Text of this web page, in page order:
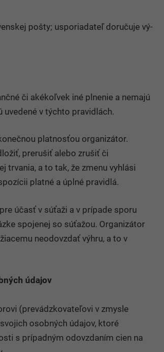
po­šty; uspo­ria­da­teľ do­ru­čuje vý­
či akékoľvek iné plnenie a nemajú
uvedené v týchto pravidlách.
platnosťou organizátor.
prerušiť alebo zrušiť či
trvania, a to tak, že zmenu vyhlási
platné a úplné pravidlá.
účasť v súťaži a v prípade sporu
spojenej so súťažou. Organizátor
neodovzdať výhru, a to v
údajov
(prevádzkovateľovi v zmysle
osobných údajov, ktoré
s prípadným odovzdaním cien na